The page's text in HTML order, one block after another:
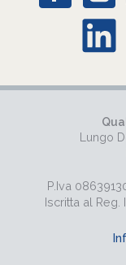
Lungo
P.Iva
Iscritta al Reg.